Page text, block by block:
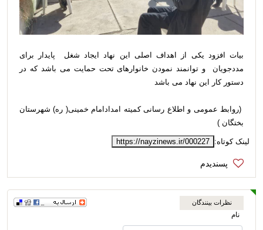
بیات افزود یکی از اهداف اصلی این نهاد ایجاد شغل پایدار برای
مددجویان و توانمند نمودن خانوارهای تحت حمایت می باشد که در
دستور کار این نهاد می باشد
(روابط عمومی و اطلاع رسانی کمیته امدادامام خمینی( ره) شهرستان
بختگان )
لینک کوتاه: https://nayzinews.ir/000227
نظرات بینندگان
نام